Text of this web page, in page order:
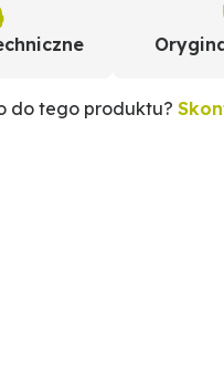
do tego produktu?